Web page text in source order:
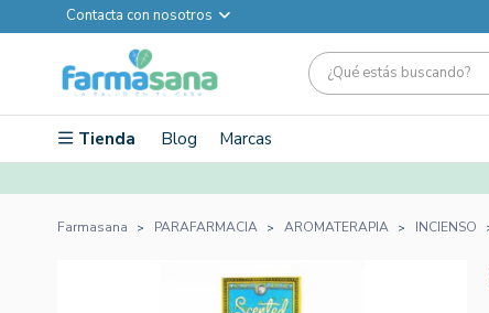
Contacta con nosotros
Tienda Blog Marcas
Farmasana PARAFARMACIA AROMATERAPIA INCIENSO